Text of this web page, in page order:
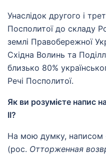
Унаслідок другого і
Посполитої до складу
землі Правобережної
Східна Волинь та
близько 80%
Речі Посполитої.
Як ви розумієте напис
II?
На мою думку, написом
(рос. Отторженная